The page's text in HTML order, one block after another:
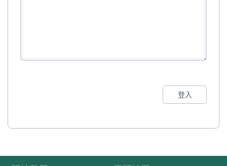
登入